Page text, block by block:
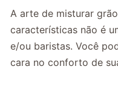
A arte de misturar
características não é
e/ou baristas. Você
cara no conforto de